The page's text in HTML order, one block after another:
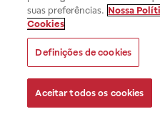
suas preferências. Nossa
Cookies
Definições de cookies
Aceitar todos os cookies